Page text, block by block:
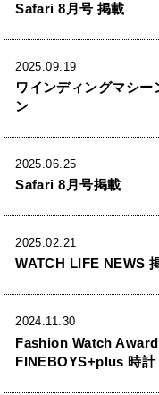
Safari 8月号 掲載
2025.09.19
ワインディングマシ
ン
2025.06.25
Safari 8月号掲載
2025.02.21
WATCH LIFE NEWS
2024.11.30
Fashion Watch Award
FINEBOYS+plus 時